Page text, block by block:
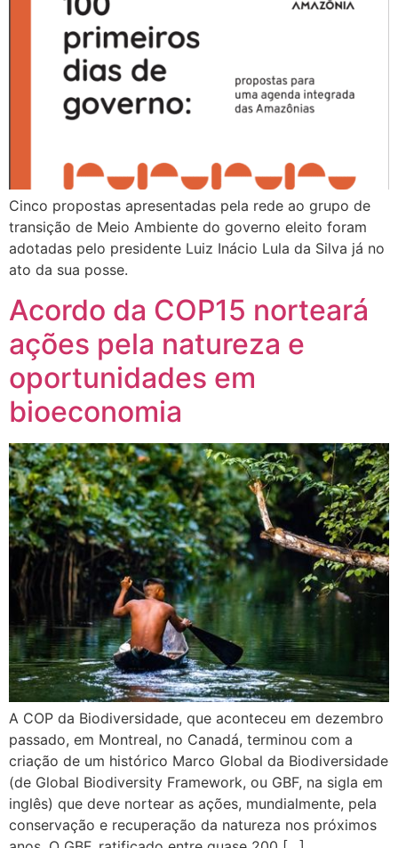
Cinco propostas apresentadas pela rede ao grupo de
transição de Meio Ambiente do governo eleito foram
adotadas pelo presidente Luiz Inácio Lula da Silva já no
ato da sua posse.
Acordo da COP15 norteará
ações pela natureza e
oportunidades em
bioeconomia
A COP da Biodiversidade, que aconteceu em dezembro
passado, em Montreal, no Canadá, terminou com a
criação de um histórico Marco Global da Biodiversidade
(de Global Biodiversity Framework, ou GBF, na sigla em
inglês) que deve nortear as ações, mundialmente, pela
conservação e recuperação da natureza nos próximos